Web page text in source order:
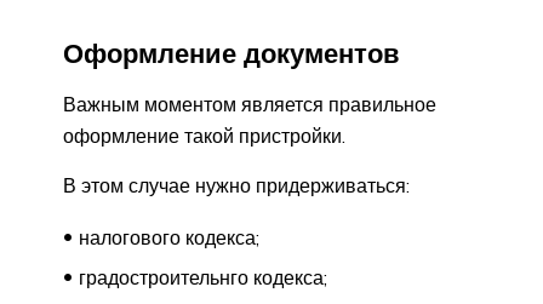
Оформление документов
Важным моментом является правильное
оформление такой пристройки.
В этом случае нужно придерживаться:
налогового кодекса;
градостроительнго кодекса;